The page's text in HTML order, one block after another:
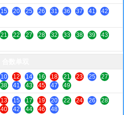
15 20 25 26 31 36 37 41
42
21 22 27 28 32 33 38 39
43
10 12 14 16 18 21 23 25
27
38 41 43 45 47 49
13 15 17 19 20 22 24 26
28
40 42 44 46 48